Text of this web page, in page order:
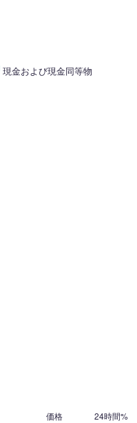
現金および現金同等物
価格 24時間%